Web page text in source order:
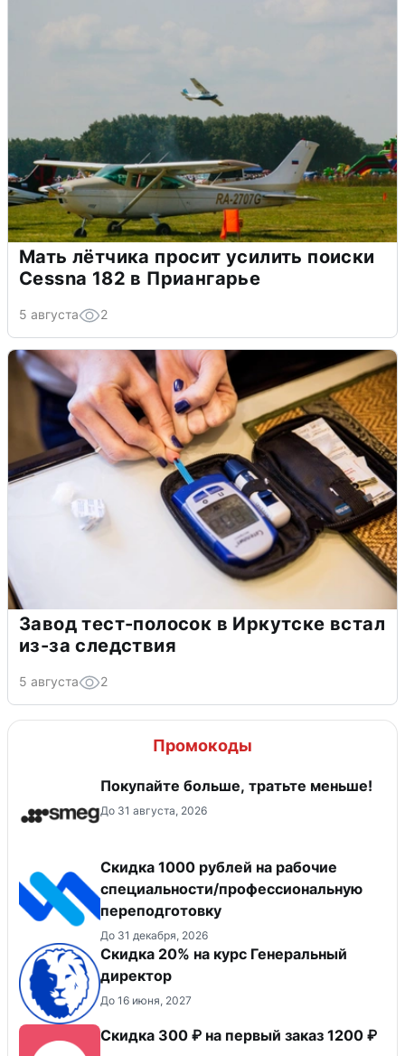
Мать лётчика просит усилить поиски
Cessna 182 в Приангарье
5 августа 2
Завод тест-полосок в Иркутске встал
из-за следствия
5 августа 2
Промокоды
Покупайте больше, тратьте меньше!
До 31 августа, 2026
Скидка 1000 рублей на рабочие
специальности/профессиональную
переподготовку
До 31 декабря, 2026
Скидка 20% на курс Генеральный
директор
До 16 июня, 2027
Скидка 300 ₽ на первый заказ 1200 ₽